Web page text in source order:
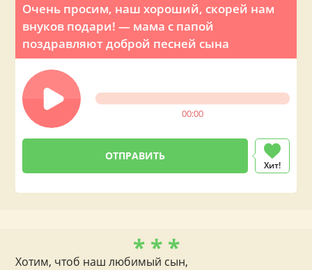
Очень просим, наш хороший, скорей нам
внуков подари! — мама с папой
поздравляют доброй песней сына
00:00
Хит!
* * *
Хотим, чтоб наш любимый сын,